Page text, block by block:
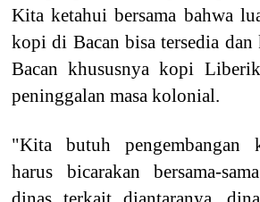
Kita ketahui bersama bahwa
kopi di Bacan bisa tersedia
Bacan khususnya kopi
peninggalan masa kolonial.
"Kita butuh pengembangan
harus bicarakan bersama-